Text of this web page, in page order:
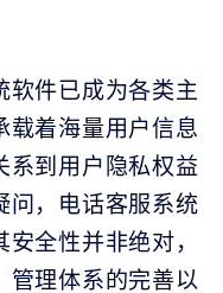
软件已成为各类主
载着海量用户信息
系到用户隐私权益
问，电话客服系统
全性并非绝对，
管理体系的完善以